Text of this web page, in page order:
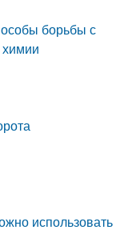
борьбы с
химии
использовать